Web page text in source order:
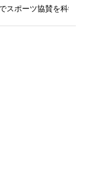
スポーツ協賛を科学す